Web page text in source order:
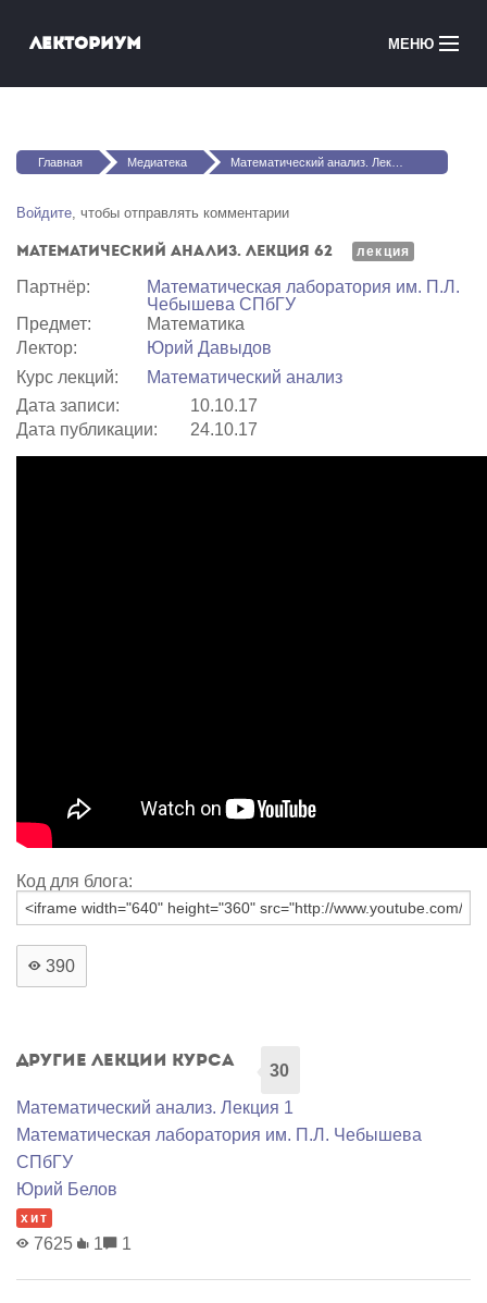
Лекториум МЕНЮ
Медиатека
Courses in English
Вы здесь
Главная Медиатека Математический анализ. Лекция 62
Войдите, чтобы отправлять комментарии
Математический анализ. Лекция 62 лекция
Партнёр:
Математичеcкая лаборатория им. П.Л.
Чебышева СПбГУ
Предмет:
Математика
Лектор:
Юрий Давыдов
Курс лекций:
Математический анализ
Дата записи:
10.10.17
Дата публикации:
24.10.17
Код для блога:
390
Другие лекции курса
30
Математический анализ. Лекция 1
Математичеcкая лаборатория им. П.Л. Чебышева
СПбГУ
Юрий Белов
хит
7625 1 1